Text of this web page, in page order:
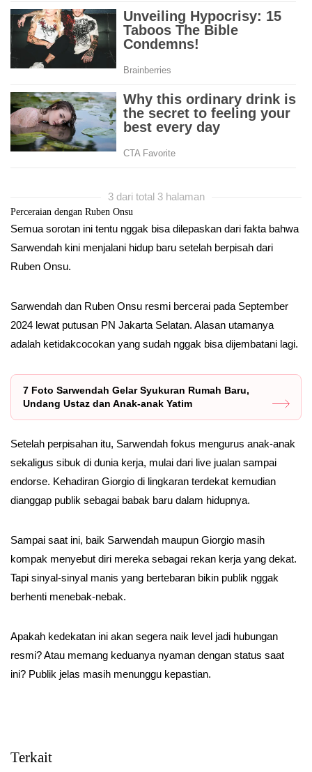
3 dari total 3 halaman
Perceraian dengan Ruben Onsu
Semua sorotan ini tentu nggak bisa dilepaskan dari fakta bahwa
Sarwendah kini menjalani hidup baru setelah berpisah dari
Ruben Onsu.
Sarwendah dan Ruben Onsu resmi bercerai pada September
2024 lewat putusan PN Jakarta Selatan. Alasan utamanya
adalah ketidakcocokan yang sudah nggak bisa dijembatani lagi.
7 Foto Sarwendah Gelar Syukuran Rumah Baru,
Undang Ustaz dan Anak-anak Yatim
Setelah perpisahan itu, Sarwendah fokus mengurus anak-anak
sekaligus sibuk di dunia kerja, mulai dari live jualan sampai
endorse. Kehadiran Giorgio di lingkaran terdekat kemudian
dianggap publik sebagai babak baru dalam hidupnya.
Sampai saat ini, baik Sarwendah maupun Giorgio masih
kompak menyebut diri mereka sebagai rekan kerja yang dekat.
Tapi sinyal-sinyal manis yang bertebaran bikin publik nggak
berhenti menebak-nebak.
Apakah kedekatan ini akan segera naik level jadi hubungan
resmi? Atau memang keduanya nyaman dengan status saat
ini? Publik jelas masih menunggu kepastian.
Terkait